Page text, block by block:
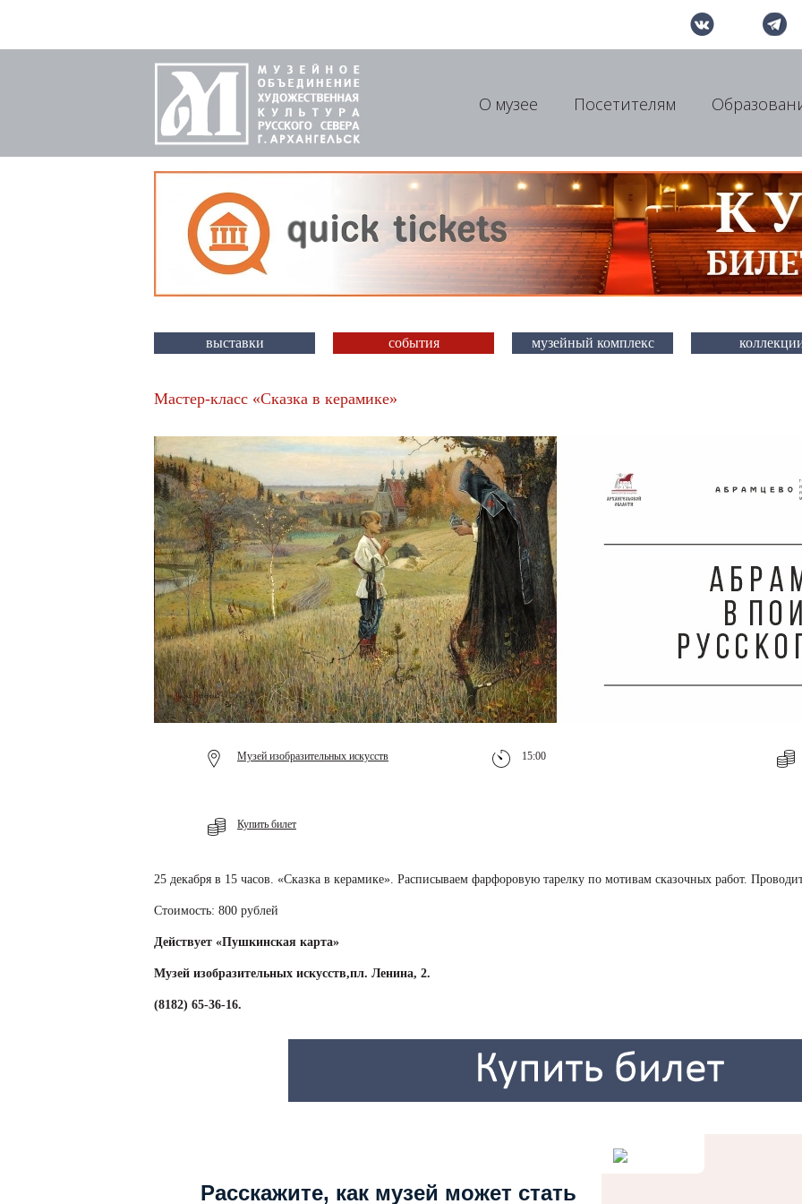
О музее Посетителям
выставки события музейный комплекс
Мастер-класс «Сказка в керамике»
Музей изобразительных искусств 15:00
Купить билет
25 декабря в 15 часов. «Сказка в керамике». Расписываем фарфоровую тарелку по мотивам сказочных работ.
Стоимость: 800 рублей
Действует «Пушкинская карта»
Музей изобразительных искусств,пл. Ленина, 2.
(8182) 65-36-16.
Расскажите, как музей может стать